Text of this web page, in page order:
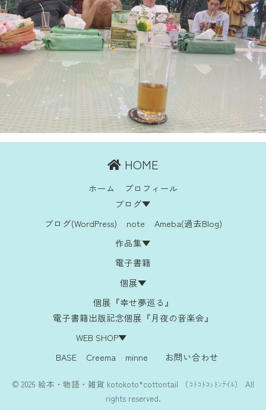
HOME
ホーム
プロフィール
ブログ▼
ブログ(WordPress)
note
Ameba(過去Blog)
作品集▼
電子書籍
個展▼
個展『幸せ夢巡る』
電子書籍出版記念個展『月夜の音楽会』
WEB SHOP▼
BASE
Creema minne お問い合わせ
© 2026 絵本・物語・雑貨 kotokoto*cottontail （ｺﾄｺﾄｺｯﾄﾝﾃｲﾙ） All
rights reserved.